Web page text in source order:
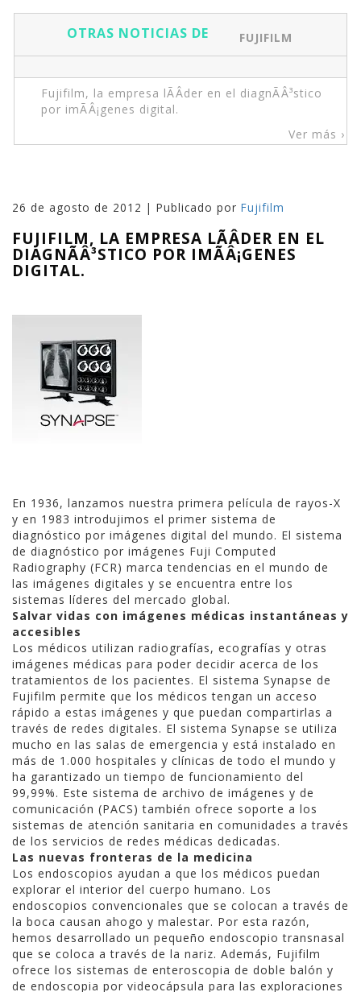
OTRAS NOTICIAS DE FUJIFILM
Fujifilm, la empresa lÃÂ­der en el diagnÃÂ³stico
por imÃÂ¡genes digital.
Ver más ›
26 de agosto de 2012 | Publicado por Fujifilm
FUJIFILM, LA EMPRESA LÃÂ­DER EN EL
DIAGNÃÂ³STICO POR IMÃÂ¡GENES
DIGITAL.
En 1936, lanzamos nuestra primera película de rayos-X
y en 1983 introdujimos el primer sistema de
diagnóstico por imágenes digital del mundo. El sistema
de diagnóstico por imágenes Fuji Computed
Radiography (FCR) marca tendencias en el mundo de
las imágenes digitales y se encuentra entre los
sistemas líderes del mercado global.
Salvar vidas con imágenes médicas instantáneas y
accesibles
Los médicos utilizan radiografías, ecografías y otras
imágenes médicas para poder decidir acerca de los
tratamientos de los pacientes. El sistema Synapse de
Fujifilm permite que los médicos tengan un acceso
rápido a estas imágenes y que puedan compartirlas a
través de redes digitales. El sistema Synapse se utiliza
mucho en las salas de emergencia y está instalado en
más de 1.000 hospitales y clínicas de todo el mundo y
ha garantizado un tiempo de funcionamiento del
99,99%. Este sistema de archivo de imágenes y de
comunicación (PACS) también ofrece soporte a los
sistemas de atención sanitaria en comunidades a través
de los servicios de redes médicas dedicadas.
Las nuevas fronteras de la medicina
Los endoscopios ayudan a que los médicos puedan
explorar el interior del cuerpo humano. Los
endoscopios convencionales que se colocan a través de
la boca causan ahogo y malestar. Por esta razón,
hemos desarrollado un pequeño endoscopio transnasal
que se coloca a través de la nariz. Además, Fujifilm
ofrece los sistemas de enteroscopia de doble balón y
de endoscopia por videocápsula para las exploraciones